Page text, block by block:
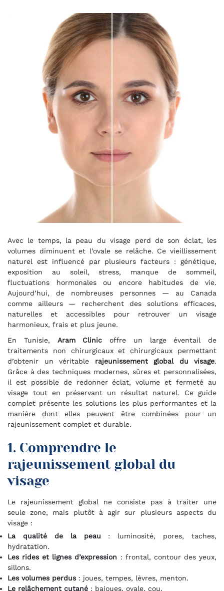
Avec le temps, la peau du visage perd de son éclat, les
volumes diminuent et l’ovale se relâche. Ce vieillissement
naturel est influencé par plusieurs facteurs : génétique,
exposition au soleil, stress, manque de sommeil,
fluctuations hormonales ou encore habitudes de vie.
Aujourd’hui, de nombreuses personnes — au Canada
comme ailleurs — recherchent des solutions efficaces,
naturelles et accessibles pour retrouver un visage
harmonieux, frais et plus jeune.
En Tunisie, Aram Clinic offre un large éventail de
traitements non chirurgicaux et chirurgicaux permettant
d’obtenir un véritable rajeunissement global du visage.
Grâce à des techniques modernes, sûres et personnalisées,
il est possible de redonner éclat, volume et fermeté au
visage tout en préservant un résultat naturel. Ce guide
complet présente les solutions les plus performantes et la
manière dont elles peuvent être combinées pour un
rajeunissement complet et durable.
1. Comprendre le
rajeunissement global du
visage
Le rajeunissement global ne consiste pas à traiter une
seule zone, mais plutôt à agir sur plusieurs aspects du
visage :
La qualité de la peau : luminosité, pores, taches,
hydratation.
Les rides et lignes d’expression : frontal, contour des yeux,
sillons.
Les volumes perdus: joues, tempes, lèvres, menton.
Le relâchement cutané : bajoues, ovale, cou.